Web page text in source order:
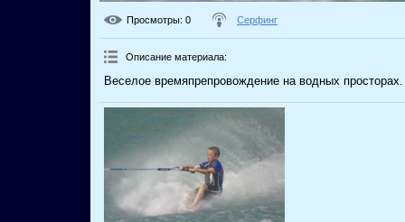
Просмотры: 0 Серфинг
Описание материала:
Веселое времяпрепровождение на водных просторах.